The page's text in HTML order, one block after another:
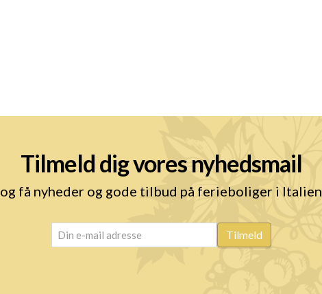
Tilmeld dig vores nyhedsmail
og få nyheder og gode tilbud på ferieboliger i Italien
(Påkrævet)